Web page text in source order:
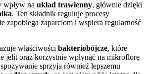
wpływ na układ trawienny, głównie dzięki
. Ten składnik reguluje procesy
zapobiega zaparciom i wspiera regularność
właściwości bakteriobójcze, które
jelit oraz korzystnie wpłynąć na mikroflorę
sprzyja również lepszemu